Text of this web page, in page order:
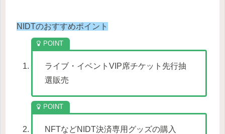
NIDTのおすすめポイント
ライブ・イベントVIP席チケット先行抽
選販売
NFTなどNIDT決済専用グッズの購入